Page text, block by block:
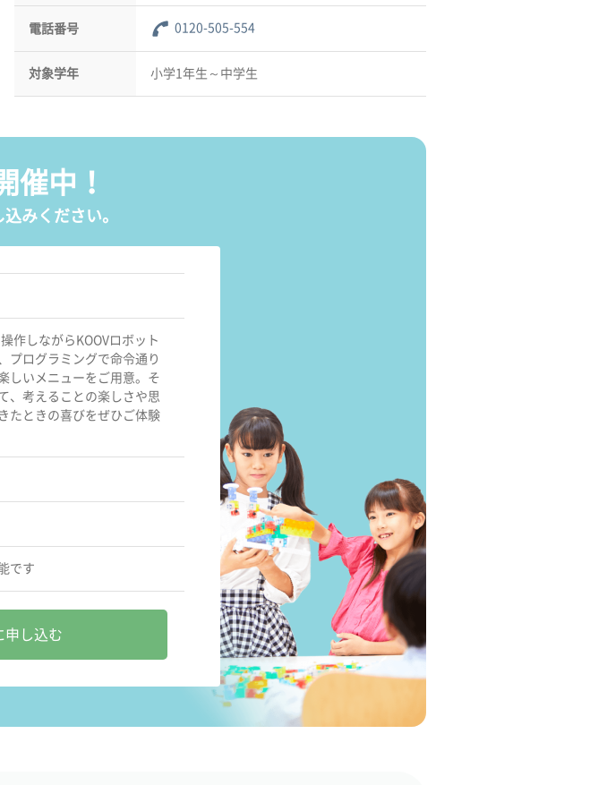
電話番号 0120-505-554
対象学年 小学1年生～中学生
催中！
みください。
作しながらKOOVロボット
プログラミングで命令通り
しいメニューをご用意。そ
、考えることの楽しさや思
たときの喜びをぜひご体験
です
申し込む